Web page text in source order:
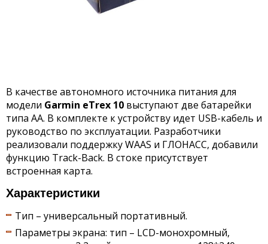
В качестве автономного источника питания для
модели Garmin eTrex 10 выступают две батарейки
типа АА. В комплекте к устройству идет USB-кабель и
руководство по эксплуатации. Разработчики
реализовали поддержку WAAS и ГЛОНАСС, добавили
функцию Track-Back. В стоке присутствует
встроенная карта.
Характеристики
Тип – универсальный портативный.
Параметры экрана: тип – LCD-монохромный,